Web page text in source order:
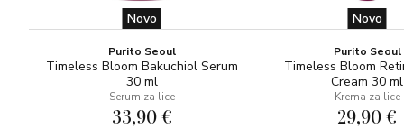
Novo
Purito Seoul
Timeless Bloom Bakuchiol Serum
30 ml
Serum za lice
33,90 €
Novo
Purito Seoul
Timeless Bloom
Cream 30 ml
Krema za lice
29,90 €